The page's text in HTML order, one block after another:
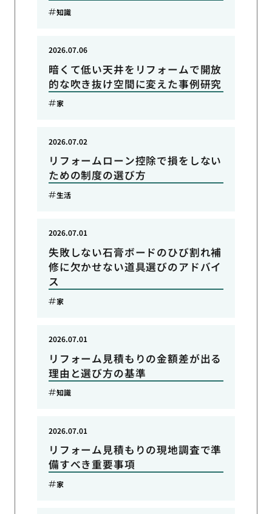
知識
暗くて低い天井をリフォームで開放
的な吹き抜け空間に変えた事例研究
2026.07.06
家
リフォームローン控除で損をしない
ための制度の選び方
2026.07.02
生活
失敗しない石膏ボードのひび割れ補
修に欠かせない道具選びのアドバイ
ス
2026.07.01
家
リフォーム見積もりの金額差が出る
理由と選び方の基準
2026.07.01
知識
リフォーム見積もりの現地調査で準
備すべき重要事項
2026.07.01
家